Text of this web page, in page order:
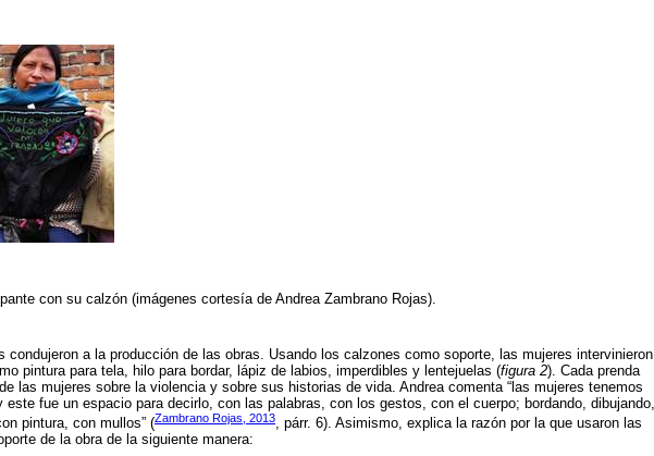
con su calzón (imágenes cortesía de Andrea Zambrano Rojas).
condujeron a la producción de las obras. Usando los calzones como soporte, las mujeres intervinieron
pintura para tela, hilo para bordar, lápiz de labios, imperdibles y lentejuelas (figura 2). Cada prenda
las mujeres sobre la violencia y sobre sus historias de vida. Andrea comenta “las mujeres tenemos
fue un espacio para decirlo, con las palabras, con los gestos, con el cuerpo; bordando, dibujando,
pintura, con mullos” (Zambrano Rojas, 2013, párr. 6). Asimismo, explica la razón por la que usaron las
de la obra de la siguiente manera: